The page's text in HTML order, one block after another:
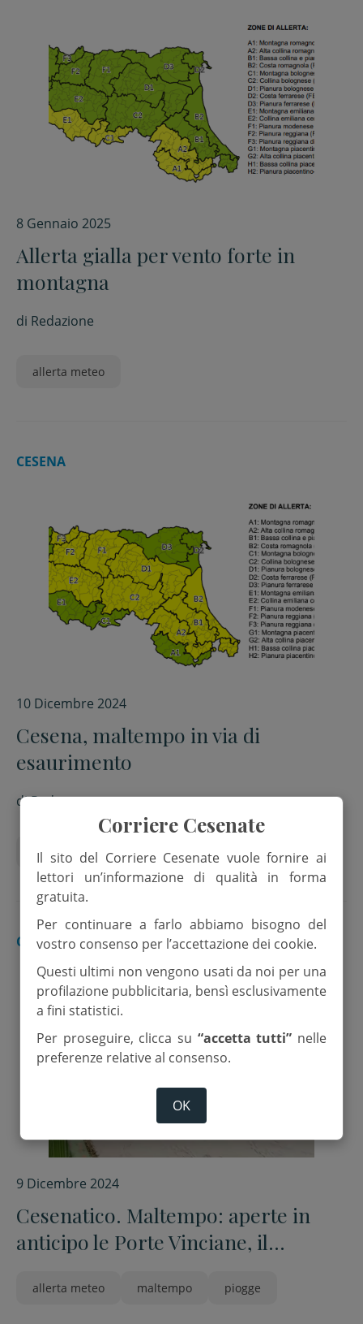
8 Gennaio 2025
Allerta gialla per vento forte in
montagna
di Redazione
allerta meteo
CESENA
10 Dicembre 2024
Cesena, maltempo in via di
esaurimento
diRed.
allerta meteo maltempo Protezione civile
CESENATICO
9 Dicembre 2024
Cesenatico. Maltempo: aperte in
anticipo le Porte Vinciane, il
dall’esondazione
allerta meteo maltempo piogge
Corriere Cesenate
Il sito del Corriere Cesenate vuole fornire ai
lettori un’informazione di qualità in forma
gratuita.
Per continuare a farlo abbiamo bisogno del
vostro consenso per l’accettazione dei cookie.
Questi ultimi non vengono usati da noi per una
profilazione pubblicitaria, bensì esclusivamente
a fini statistici.
Per proseguire, clicca su “accetta tutti” nelle
preferenze relative al consenso.
OK